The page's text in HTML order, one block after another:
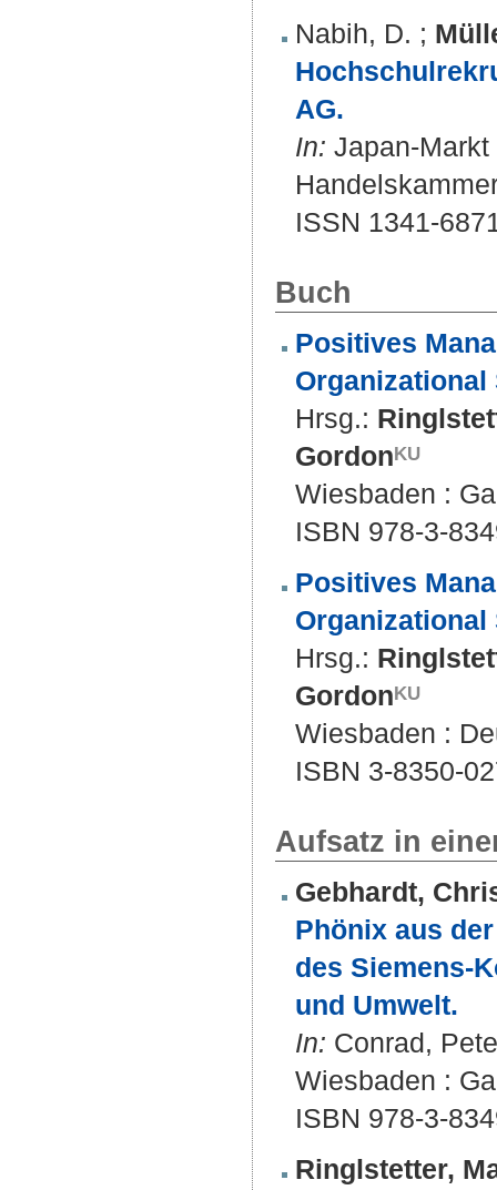
Nabih, D. ;
AG.
In: Japan-
ISSN 1341-
Buch
Positives
Hrsg.:
Gordon
Wiesbaden :
ISBN 978-3-
Positives
Hrsg.:
Gordon
Wiesbaden :
ISBN 3-8350-
Aufsatz in
Gebhardt,
Phönix aus
des Siemens-
und Umwelt.
In: Conrad,
Wiesbaden :
ISBN 978-3-
Ringlstetter,